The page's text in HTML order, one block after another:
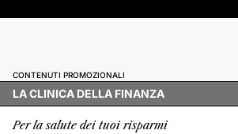
CONTENUTI PROMOZIONALI
LA CLINICA DELLA FINANZA
Per la salute dei tuoi risparmi